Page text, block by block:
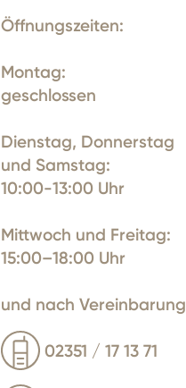
Öffnungszeiten:
Montag:
geschlossen
Dienstag, Donnerstag
und Samstag:
10:00-13:00 Uhr
Mittwoch und Freitag:
15:00–18:00 Uhr
und nach Vereinbarung
02351 / 17 13 71